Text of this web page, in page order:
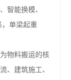
智能换模、
单梁起重
物料搬运的核
、建筑施工、